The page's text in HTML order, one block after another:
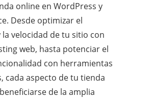
online en WordPress y
Desde optimizar el
velocidad de tu sitio con
web, hasta potenciar el
con herramientas
cada aspecto de tu tienda
de la amplia